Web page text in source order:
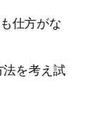
仕方がな
を考え試